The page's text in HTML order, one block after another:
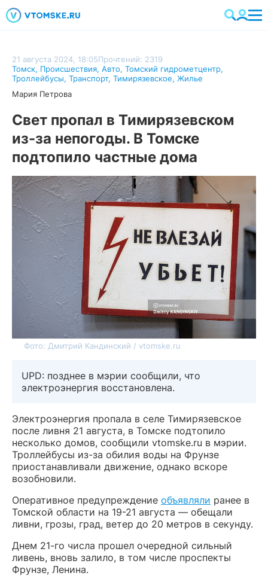
21 августа 2024, 18:05Прочтений: 2319
Томск, Происшествия, Авто, Томский гидрометцентр,
Троллейбусы, Транспорт, Тимирязевское, Жилье
Мария Петрова
Свет пропал в Тимирязевском
из-за непогоды. В Томске
подтопило частные дома
Фото: Дмитрий Кандинский / vtomske.ru
UPD: позднее в мэрии сообщили, что
электроэнергия восстановлена.
Электроэнергия пропала в селе Тимирязевское
после ливня 21 августа, в Томске подтопило
несколько домов, сообщили vtomske.ru в мэрии.
Троллейбусы из-за обилия воды на Фрунзе
приостанавливали движение, однако вскоре
возобновили.
Оперативное предупреждение объявляли ранее в
Томской области на 19-21 августа — обещали
ливни, грозы, град, ветер до 20 метров в секунду.
Днем 21-го числа прошел очередной сильный
ливень, вновь залило, в том числе проспекты
Фрунзе, Ленина.